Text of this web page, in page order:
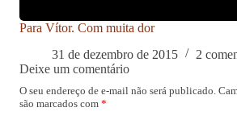
Para Vítor. Com muita dor
31 de dezembro de 2015
2
Deixe um comentário
O seu endereço de e-mail não será publicado.
são marcados com *